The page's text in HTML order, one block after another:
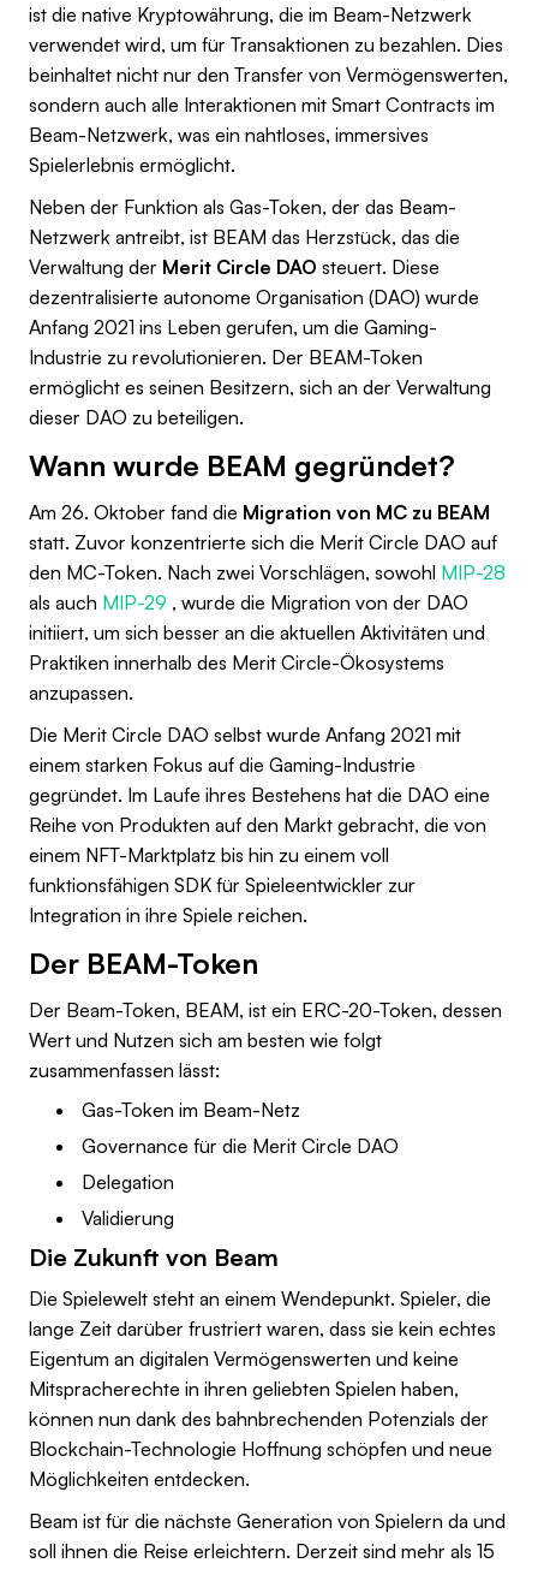
ist die native Kryptowährung, die im Beam-Netzwerk
verwendet wird, um für Transaktionen zu bezahlen. Dies
beinhaltet nicht nur den Transfer von Vermögenswerten,
sondern auch alle Interaktionen mit Smart Contracts im
Beam-Netzwerk, was ein nahtloses, immersives
Spielerlebnis ermöglicht.
Neben der Funktion als Gas-Token, der das Beam-
Netzwerk antreibt, ist BEAM das Herzstück, das die
Verwaltung der Merit Circle DAO steuert. Diese
dezentralisierte autonome Organisation (DAO) wurde
Anfang 2021 ins Leben gerufen, um die Gaming-
Industrie zu revolutionieren. Der BEAM-Token
ermöglicht es seinen Besitzern, sich an der Verwaltung
dieser DAO zu beteiligen.
Wann wurde BEAM gegründet?
Am 26. Oktober fand die Migration von MC zu BEAM
statt. Zuvor konzentrierte sich die Merit Circle DAO auf
den MC-Token. Nach zwei Vorschlägen, sowohl MIP-28
als auch MIP-29 , wurde die Migration von der DAO
initiiert, um sich besser an die aktuellen Aktivitäten und
Praktiken innerhalb des Merit Circle-Ökosystems
anzupassen.
Die Merit Circle DAO selbst wurde Anfang 2021 mit
einem starken Fokus auf die Gaming-Industrie
gegründet. Im Laufe ihres Bestehens hat die DAO eine
Reihe von Produkten auf den Markt gebracht, die von
einem NFT-Marktplatz bis hin zu einem voll
funktionsfähigen SDK für Spieleentwickler zur
Integration in ihre Spiele reichen.
Der BEAM-Token
Der Beam-Token, BEAM, ist ein ERC-20-Token, dessen
Wert und Nutzen sich am besten wie folgt
zusammenfassen lässt:
Gas-Token im Beam-Netz
Governance für die Merit Circle DAO
Delegation
Validierung
Die Zukunft von Beam
Die Spielewelt steht an einem Wendepunkt. Spieler, die
lange Zeit darüber frustriert waren, dass sie kein echtes
Eigentum an digitalen Vermögenswerten und keine
Mitspracherechte in ihren geliebten Spielen haben,
können nun dank des bahnbrechenden Potenzials der
Blockchain-Technologie Hoffnung schöpfen und neue
Möglichkeiten entdecken.
Beam ist für die nächste Generation von Spielern da und
soll ihnen die Reise erleichtern. Derzeit sind mehr als 15